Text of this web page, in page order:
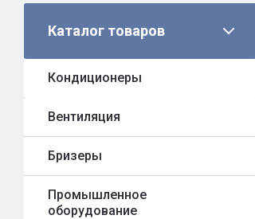
Каталог товаров
Кондиционеры
Вентиляция
Бризеры
Промышленное
оборудование